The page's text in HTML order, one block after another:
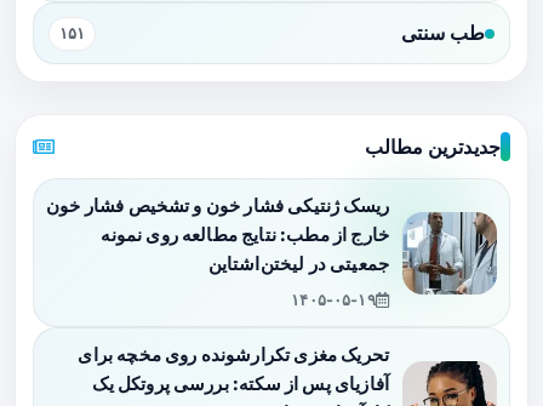
طب سنتی ۱۵۱
جدیدترین مطالب
ریسک ژنتیکی فشار خون و تشخیص فشار خون
خارج از مطب: نتایج مطالعه روی نمونه
جمعیتی در لیختن‌اشتاین
۱۴۰۵-۰۵-۱۹
تحریک مغزی تکرارشونده روی مخچه برای
آفازیای پس از سکته: بررسی پروتکل یک